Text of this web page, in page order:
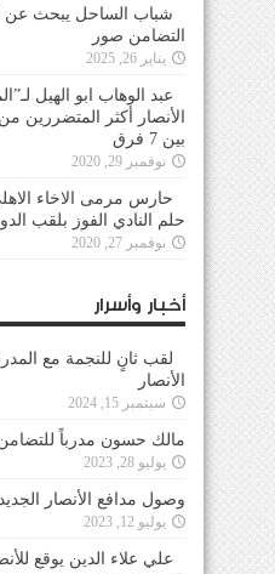
شباب الساحل يبحث عن
التضامن صور
يناير 26, 2025
عبد الوهاب ابو الهيل
الأنصار أكثر المتضررين
بين 7 فرق
نوفمبر 29, 2020
حارس مرمى الاخاء
حلم النادي الفوز بلقب
نوفمبر 27, 2020
أخبار وأسرار
لقب ثانٍ للنجمة مع
الأنصار
سبتمبر 15, 2024
مالك حسون مدرباً
يوليو 28, 2023
وصول مدافع الأنصار
يوليو 12, 2023
علي علاء الدين يوقع